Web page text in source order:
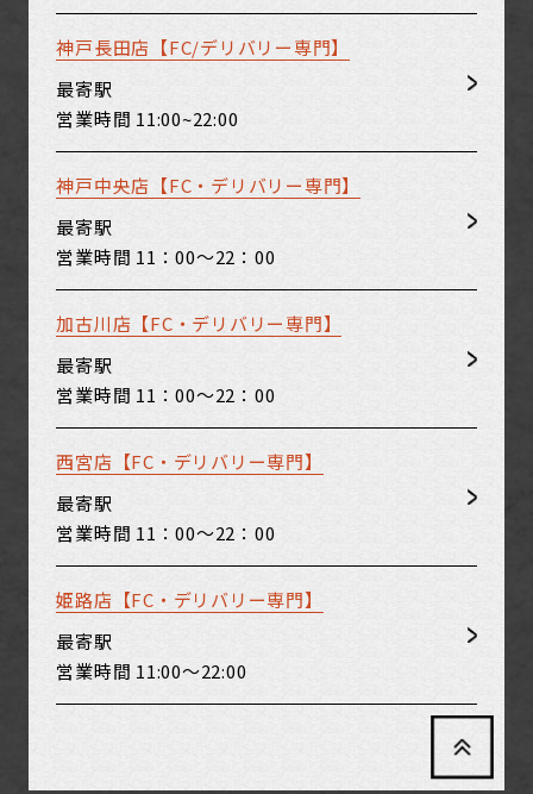
神戸長田店【FC/デリバリー専門】
最寄駅
営業時間 11:00~22:00
神戸中央店【FC・デリバリー専門】
最寄駅
営業時間 11：00～22：00
加古川店【FC・デリバリー専門】
最寄駅
営業時間 11：00～22：00
西宮店【FC・デリバリー専門】
最寄駅
営業時間 11：00～22：00
姫路店【FC・デリバリー専門】
最寄駅
営業時間 11:00～22:00